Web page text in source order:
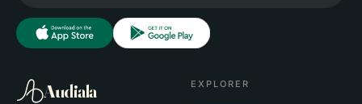
Audiala EXPLORER